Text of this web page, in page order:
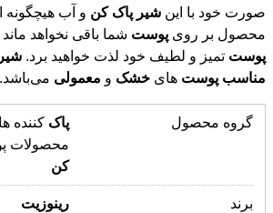
صورت خود با این شیر پاک کن و آب هیچگونه
محصول بر روی پوست شما باقی نخواهد
پوست تمیز و لطیف خود لذت خواهید برد. شیر
مناسب پوست های خشک و معمولی می‌باشد.
گروه محصول پاک کننده
محصولات
کن
برند رینوزیت